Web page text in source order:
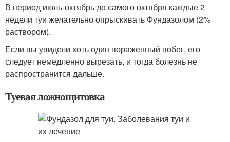
В период июль-октябрь до самого октября каждые 2
недели туи желательно опрыскивать Фундазолом (2%
раствором).
Если вы увидели хоть один пораженный побег, его
следует немедленно вырезать, и тогда болезнь не
распространится дальше.
Туевая ложнощитовка